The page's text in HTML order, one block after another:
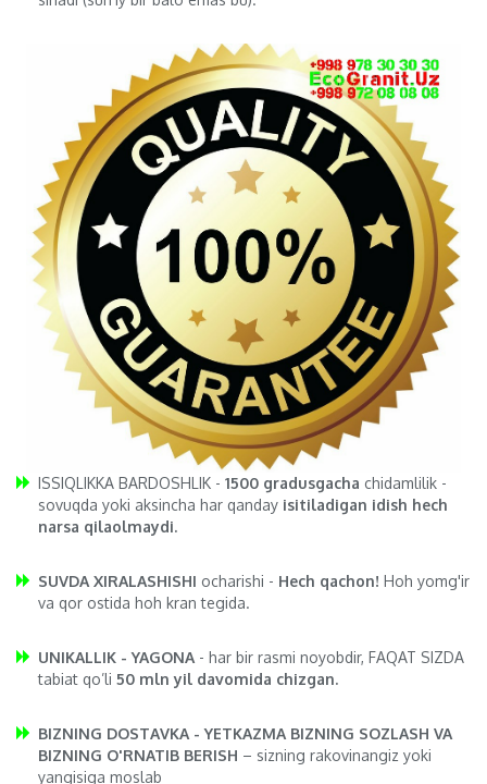
ISSIQLIKKA BARDOSHLIK - 1500 gradusgacha chidamlilik -
sovuqda yoki aksincha har qanday isitiladigan idish hech
narsa qilaolmaydi.
SUVDA XIRALASHISHI ocharishi - Hech qachon! Hoh yomg'ir
va qor ostida hoh kran tegida.
UNIKALLIK - YAGONA - har bir rasmi noyobdir, FAQAT SIZDA
tabiat qo’li 50 mln yil davomida chizgan.
BIZNING DOSTAVKA - YETKAZMA BIZNING SOZLASH VA
BIZNING O'RNATIB BERISH – sizning rakovinangiz yoki
yangisiga moslab